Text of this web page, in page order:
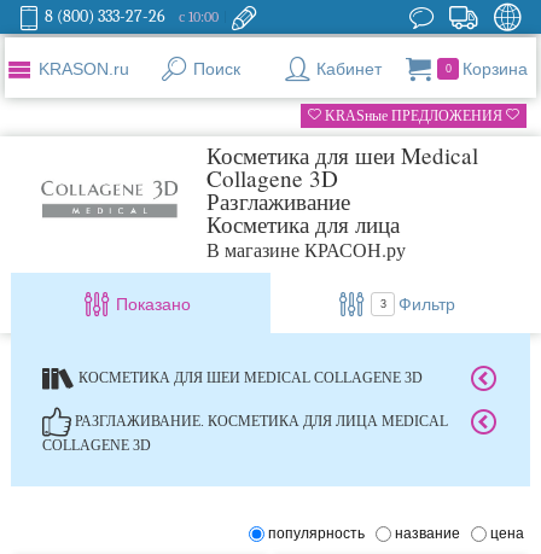
8 (800) 333-27-26 с 10:00
KRASON.ru Поиск Кабинет 0 Корзина
KRASные ПРЕДЛОЖЕНИЯ
Косметика для шеи Medical
Collagene 3D
Разглаживание
Косметика для лица
В магазине КРАСОН.ру
Показано 3 Фильтр
КОСМЕТИКА ДЛЯ ШЕИ MEDICAL COLLAGENE 3D
РАЗГЛАЖИВАНИЕ. КОСМЕТИКА ДЛЯ ЛИЦА MEDICAL
COLLAGENE 3D
популярность название цена